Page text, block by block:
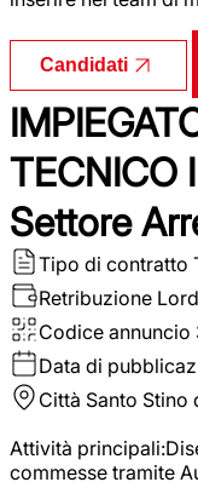
Candidati
TECNICO
Settore
Tipo di contratto
Retribuzione
Codice annuncio
Data di
Città Santo Stino
Attività
commesse tramite